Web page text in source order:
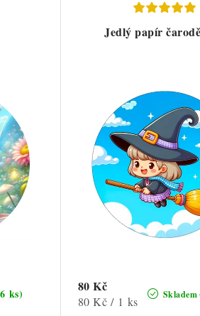
ks)
Jedlý papír
Skladem
80 Kč
Měrná
80 Kč / 1 ks